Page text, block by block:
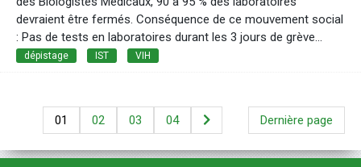
devraient être fermés. Conséquence de ce mouvement social
: Pas de tests en laboratoires durant les 3 jours de grève...
dépistage IST VIH
01 02 03 04 Dernière page